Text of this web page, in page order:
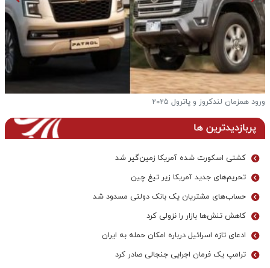
ورود همزمان لندکروز و پاترول ۲۰۲۵
پربازدیدترین ها
کشتی اسکورت شده آمریکا زمین‌گیر شد
تحریم‌های جدید آمریکا زیر تیغ چین
حساب‌های مشتریان یک بانک‌ دولتی مسدود شد
کاهش تنش‌ها بازار را نزولی کرد
ادعای تازه اسرائیل درباره امکان حمله به ایران
ترامپ یک فرمان اجرایی جنجالی صادر کرد